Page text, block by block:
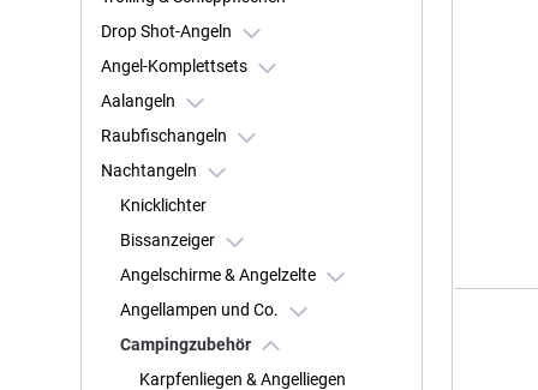
Drop Shot-Angeln
Angel-Komplettsets
Aalangeln
Raubfischangeln
Nachtangeln
Knicklichter
Bissanzeiger
Angelschirme & Angelzelte
Angellampen und Co.
Campingzubehör
Karpfenliegen & Angelliegen